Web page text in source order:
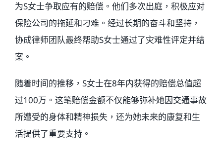
为S女士争取应有的赔偿。他们多次出庭，积极应对
保险公司的拖延和刁难。经过长期的奋斗和坚持，
协成律师团队最终帮助S女士通过了灾难性评定并结
案。
随着时间的推移，S女士在8年内获得的赔偿总值超
过100万。这笔赔偿金额不仅能够弥补她因交通事故
所遭受的身体和精神损失，还为她未来的康复和生
活提供了重要支持。